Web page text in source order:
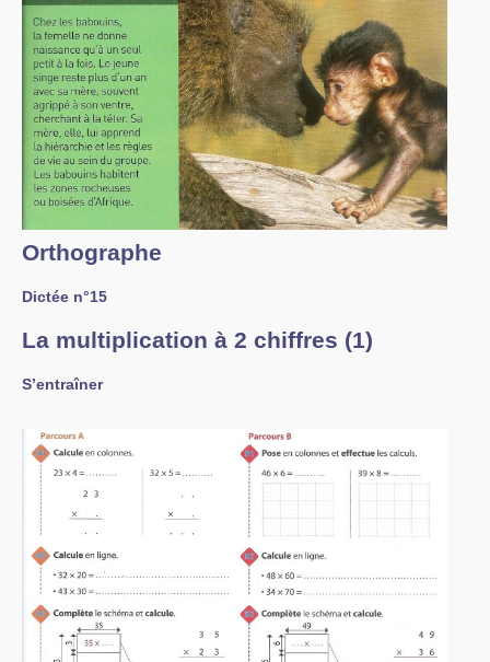
Orthographe
Dictée n°15
La multiplication à 2 chiffres (1)
S’entraîner